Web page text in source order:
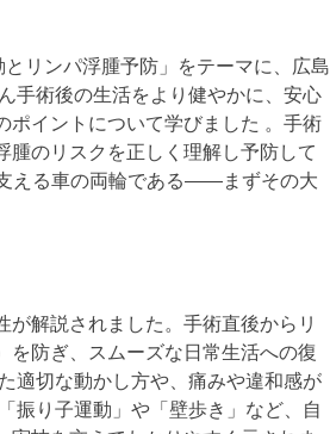
リンパ浮腫予防」をテーマに、広島
手術後の生活をより健やかに、安心
ポイントについて学びました 。手術
腫のリスクを正しく理解し予防して
える車の両輪である――まずその大
解説されました。手術直後からリ
を防ぎ、スムーズな日常生活への復
適切な動かし方や、痛みや違和感が
振り子運動」や「壁歩き」など、自